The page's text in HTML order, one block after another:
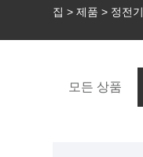
집 > 제품 > 정전
모든 상품